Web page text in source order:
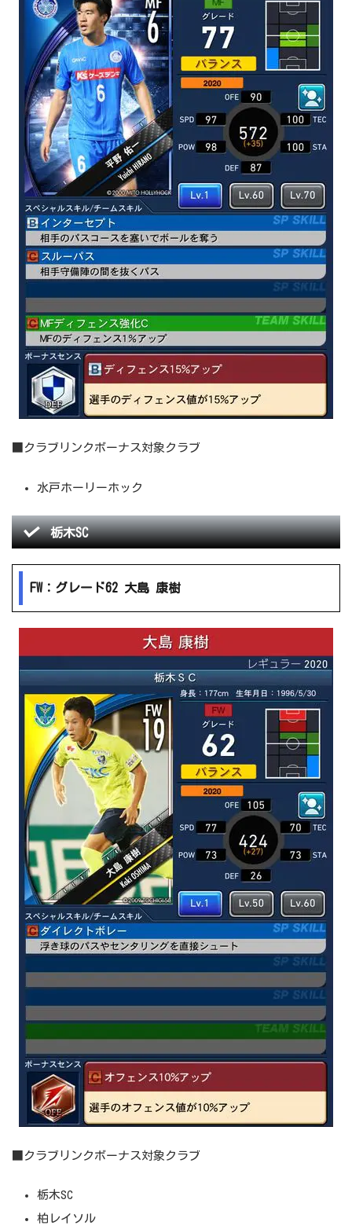
■クラブリンクボーナス対象クラブ
水戸ホーリーホック
栃木SC
FW：グレード62 大島 康樹
■クラブリンクボーナス対象クラブ
栃木SC
柏レイソル